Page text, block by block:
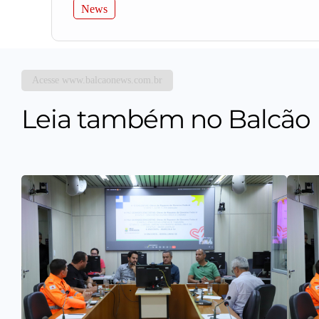
News
Acesse www.balcaonews.com.br
Leia também no Balcão